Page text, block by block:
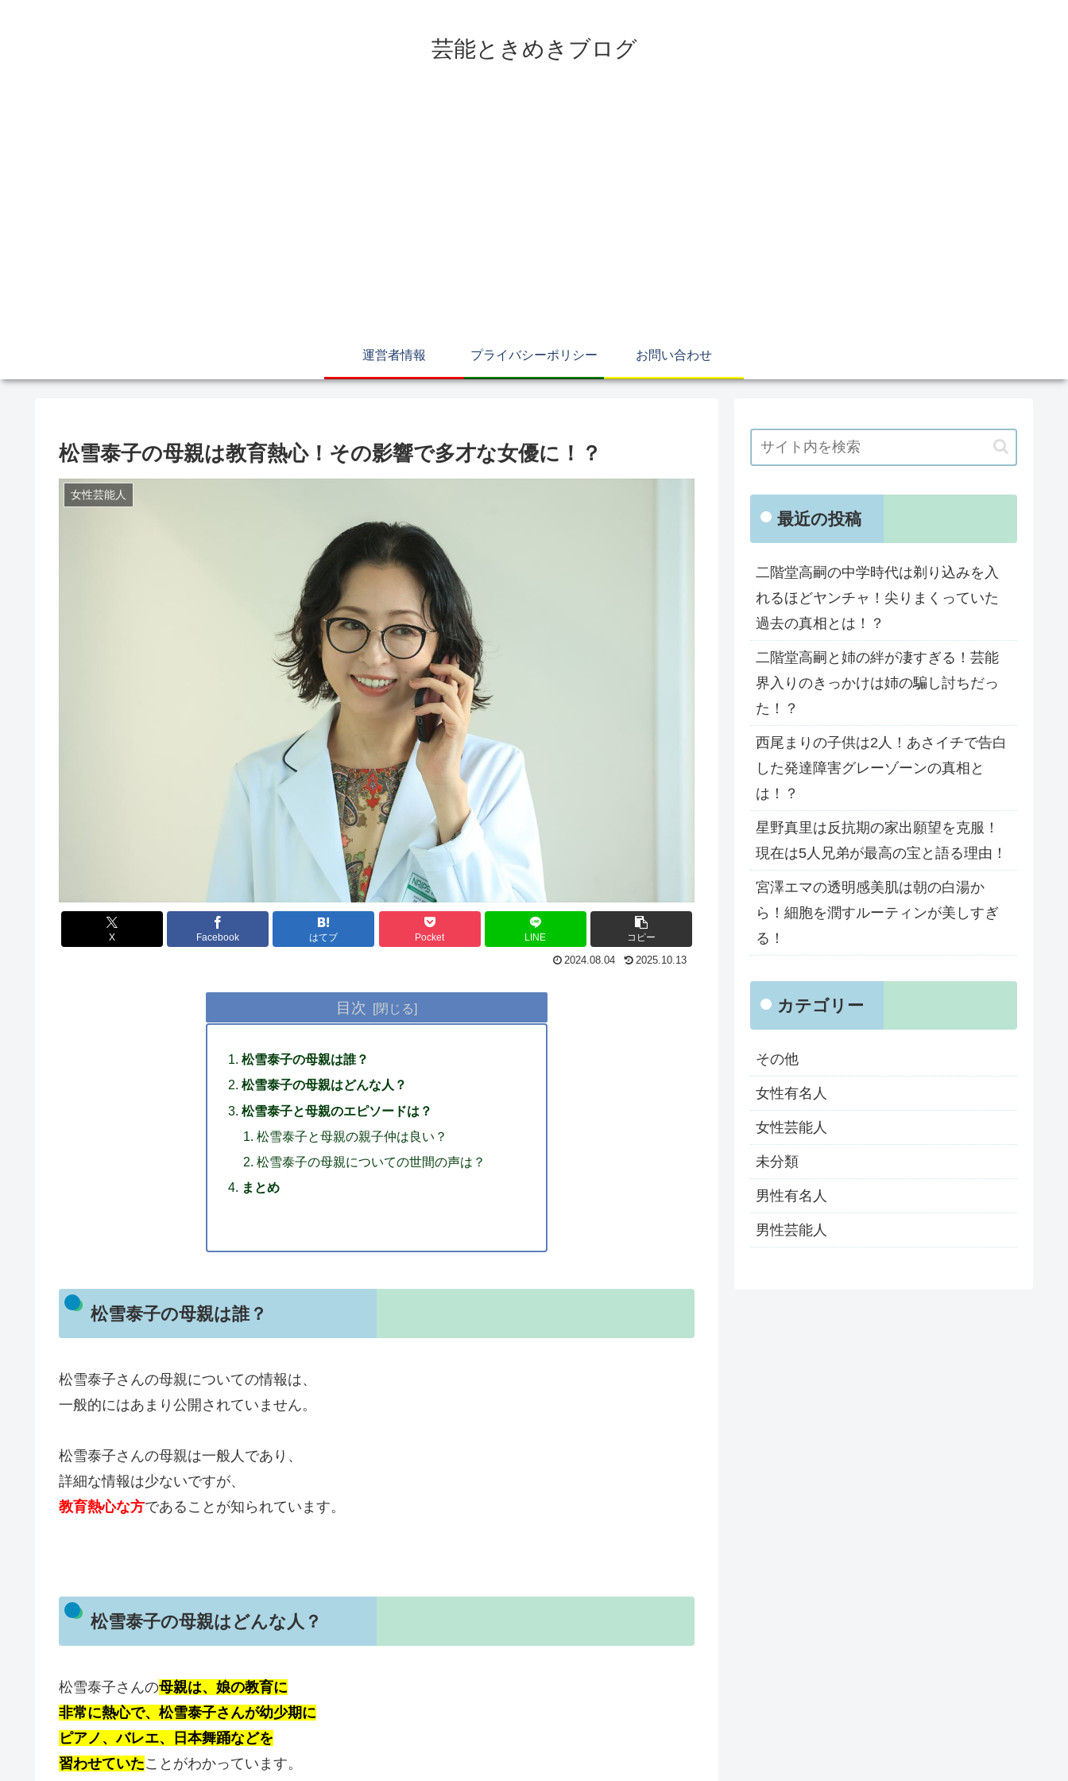
芸能ときめきブログ
運営者情報 プライバシーポリシー お問い合わせ
松雪泰子の母親は教育熱心！その影響で多才な女優に！？
女性芸能人
X Facebook はてブ Pocket LINE コピー
2024.08.04 2025.10.13
目次
松雪泰子の母親は誰？
松雪泰子の母親はどんな人？
松雪泰子と母親のエピソードは？
松雪泰子と母親の親子仲は良い？
松雪泰子の母親についての世間の声は？
まとめ
松雪泰子の母親は誰？
松雪泰子さんの母親についての情報は、
一般的にはあまり公開されていません。
松雪泰子さんの母親は一般人であり、
詳細な情報は少ないですが、
教育熱心な方であることが知られています。
松雪泰子の母親はどんな人？
松雪泰子さんの母親は、娘の教育に
非常に熱心で、松雪泰子さんが幼少期に
ピアノ、バレエ、日本舞踊などを
習わせていたことがわかっています。
最近の投稿
二階堂高嗣の中学時代は剃り込みを入
れるほどヤンチャ！尖りまくっていた
過去の真相とは！？
二階堂高嗣と姉の絆が凄すぎる！芸能
界入りのきっかけは姉の騙し討ちだっ
た！？
西尾まりの子供は2人！あさイチで告白
した発達障害グレーゾーンの真相と
は！？
星野真里は反抗期の家出願望を克服！
現在は5人兄弟が最高の宝と語る理由！
宮澤エマの透明感美肌は朝の白湯か
ら！細胞を潤すルーティンが美しすぎ
る！
カテゴリー
その他
女性有名人
女性芸能人
未分類
男性有名人
男性芸能人